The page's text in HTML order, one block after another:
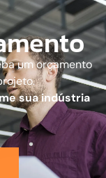
um orçamento
sua indústria